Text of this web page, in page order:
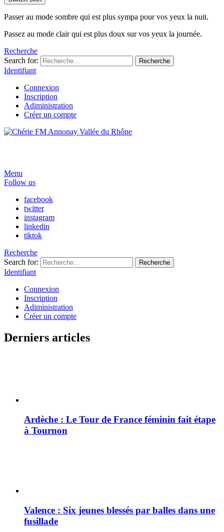
Passer au mode sombre qui est plus sympa pour vos yeux la nuit.
Passez au mode clair qui est plus doux sur vos yeux la journée.
Recherche
Search for:
Recherche
Identifiant
Connexion
Inscription
Adiministration
Créer un compte
Menu
Follow us
facebook
twitter
instagram
linkedin
tiktok
Recherche
Search for:
Recherche
Identifiant
Connexion
Inscription
Adiministration
Créer un compte
Derniers articles
Ardèche : Le Tour de France féminin fait étape
à Tournon
Valence : Six jeunes blessés par balles dans une
fusillade